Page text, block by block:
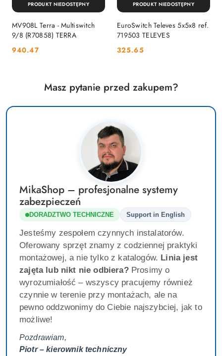
MV908L Terra - Multiswitch
9/8 (R70858) TERRA
Cena:
940.47
PRODUKT NIEDOSTĘPNY
EuroSwitch Televes 5x5x8 ref.
719503 TELEVES
Cena:
325.65
PRODUKT NIEDOSTĘPNY
Masz pytanie przed zakupem?
MikaShop – profesjonalne systemy
zabezpieczeń
DORADZTWO TECHNICZNE Support in English
Jesteśmy zespołem czynnych instalatorów.
Oferowany sprzęt znamy z codziennej praktyki
montażowej, a nie tylko z katalogów. Linia jest
zajęta lub nikt nie odbiera?Prosimy o
wyrozumiałość – wszyscy pracujemy również
czynnie w terenie przy montażach, ale na
pewno oddzwonimy do Ciebie najszybciej, jak to
możliwe!
Pozdrawiam,
Piotr – kierownik techniczny